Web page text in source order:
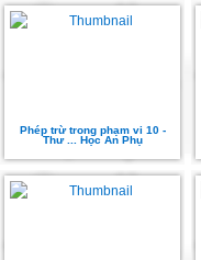
Phép trừ trong phạm vi 10 -
Thư ... Học An Phụ